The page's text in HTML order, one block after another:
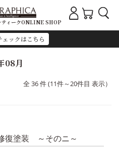
ェックはこちら
ティークONLINE SHOP
08月
全 36 件 (11件～20件目 表示）
復塗装 ～そのニ～